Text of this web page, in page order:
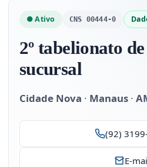
● Ativo CNS 00444-0
2º tabelionato
sucursal
Cidade Nova · Manaus ·
(92)
E-